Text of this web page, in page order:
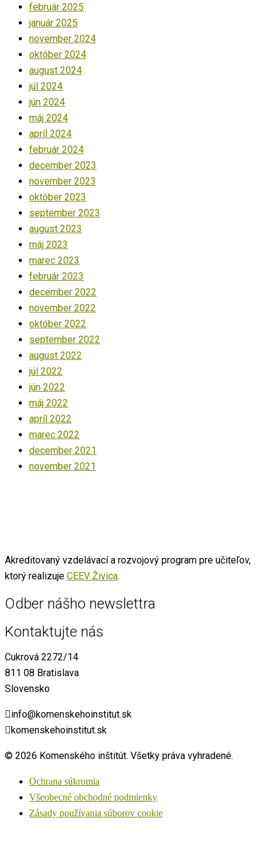
február 2025
január 2025
november 2024
október 2024
august 2024
júl 2024
jún 2024
máj 2024
apríl 2024
február 2024
december 2023
november 2023
október 2023
september 2023
august 2023
máj 2023
marec 2023
február 2023
december 2022
november 2022
október 2022
september 2022
august 2022
júl 2022
jún 2022
máj 2022
apríl 2022
marec 2022
december 2021
november 2021
Akreditovaný vzdelávací a rozvojový program pre učiteľov,
ktorý realizuje CEEV Živica.
Odber nášho newslettra
Kontaktujte nás
Cukrová 2272/14
811 08 Bratislava
Slovensko
info@komenskehoinstitut.sk
komenskehoinstitut.sk
© 2026 Komenského inštitút. Všetky práva vyhradené.
Ochrana súkromia
Všeobecné obchodné podmienky
Zásady používania súborov cookie